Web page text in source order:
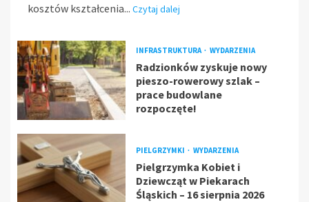
kosztów kształcenia... Czytaj dalej
INFRASTRUKTURA WYDARZENIA
Radzionków zyskuje nowy
pieszo-rowerowy szlak –
prace budowlane
rozpoczęte!
PIELGRZYMKI WYDARZENIA
Pielgrzymka Kobiet i
Dziewcząt w Piekarach
Śląskich – 16 sierpnia 2026